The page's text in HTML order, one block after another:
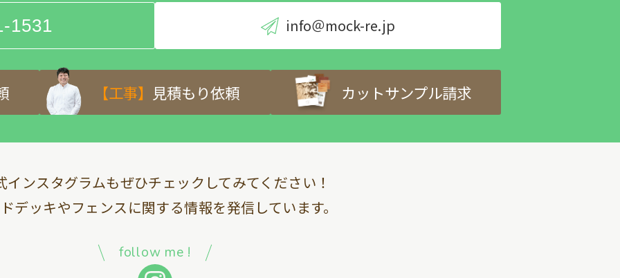
1531 info＠mock-re.jp
【工事】 見積もり依頼 カットサンプル請求
インスタグラムもぜひチェックしてみてください！
デッキやフェンスに関する情報を発信しています。
follow me !